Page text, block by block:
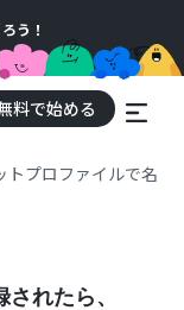
う！
料で始める
トプロファイルで名
れたら、